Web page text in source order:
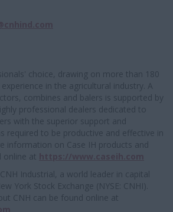
choice, drawing on more than 180
in the agricultural industry. A
combines and balers is supported by
professional dealers dedicated to
with the superior support and
required to be productive and effective in
information on Case IH products and
online at
Industrial, a world leader in capital
York Stock Exchange (NYSE: CNHI).
CNH can be found online at